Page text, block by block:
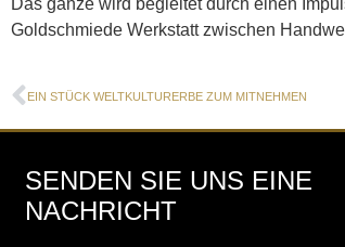
Das ganze wird begleitet durch einen
Goldschmiede Werkstatt zwischen
EIN STÜCK WELTKULTURERBE ZUM MITNEHMEN
SENDEN SIE UNS EINE
NACHRICHT